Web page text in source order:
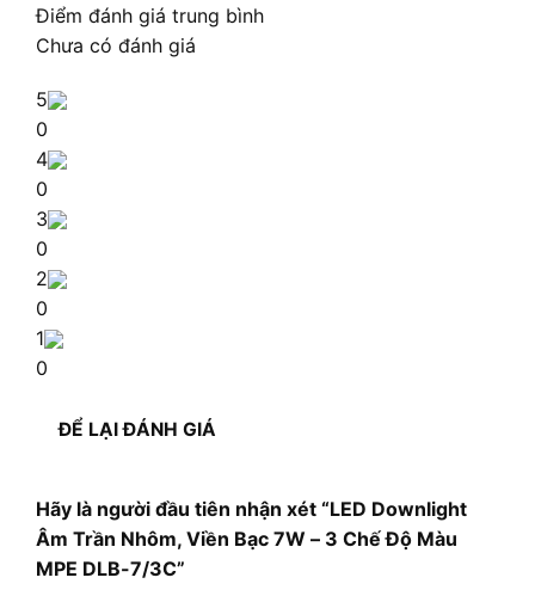
Điểm đánh giá trung bình
Chưa có đánh giá
5
0
4
0
3
0
2
0
1
0
ĐỂ LẠI ĐÁNH GIÁ
Hãy là người đầu tiên nhận xét “LED Downlight
Âm Trần Nhôm, Viền Bạc 7W – 3 Chế Độ Màu
MPE DLB-7/3C”